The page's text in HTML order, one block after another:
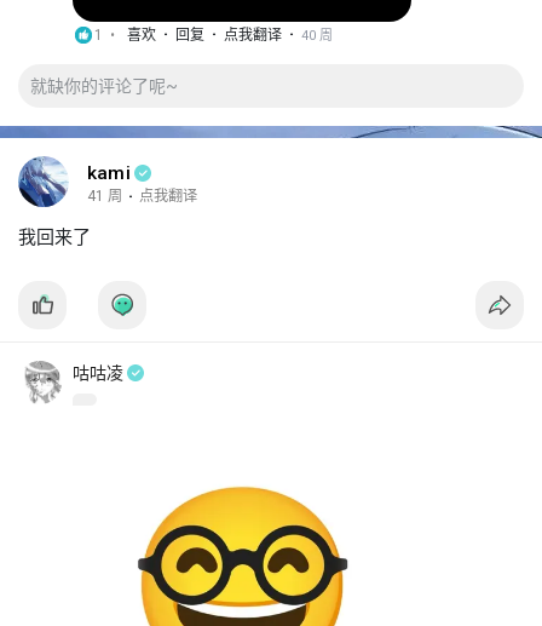
1 • 喜欢 · 回复 · 点我翻译 · 40 周
kami
41 周 · 点我翻译
我回来了
咕咕凌